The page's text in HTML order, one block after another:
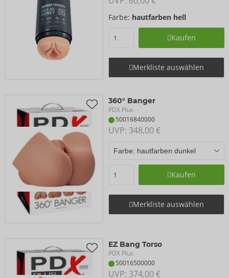
Farbe: hautfarben hell
Kaufen
Merkliste auswählen
360° Banger
PDX Plus
50016840000
UVP: 348,00 €
Kaufen
Merkliste auswählen
EZ Bang Torso
PDX Plus
50016500000
UVP: 374,00 €